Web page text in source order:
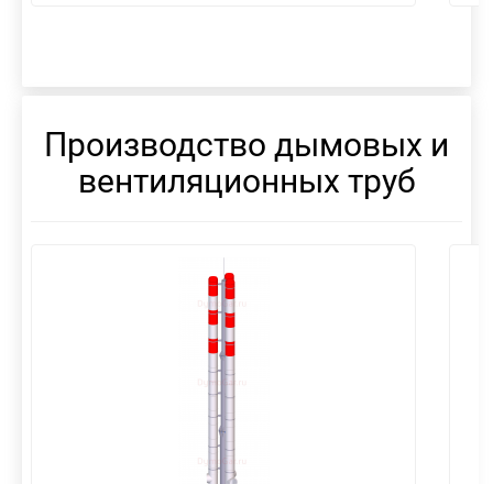
Производство дымовых и
вентиляционных труб